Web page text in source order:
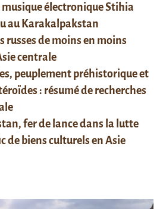
musique électronique Stihia
au Karakalpakstan
russes de moins en moins
centrale
peuplement préhistorique et
: résumé de recherches
fer de lance dans la lutte
de biens culturels en Asie